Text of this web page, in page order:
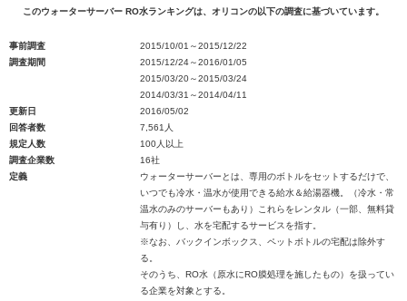
このウォーターサーバー RO水ランキングは、オリコンの以下の調査に基づいています。
事前調査
2015/10/01～2015/12/22
調査期間
2015/12/24～2016/01/05
2015/03/20～2015/03/24
2014/03/31～2014/04/11
更新日
2016/05/02
回答者数
7,561人
規定人数
100人以上
調査企業数
16社
定義
ウォーターサーバーとは、専用のボトルをセットするだけで、
いつでも冷水・温水が使用できる給水＆給湯器機。（冷水・常
温水のみのサーバーもあり）これらをレンタル（一部、無料貸
与有り）し、水を宅配するサービスを指す。
※なお、バックインボックス、ペットボトルの宅配は除外す
る。
そのうち、RO水（原水にRO膜処理を施したもの）を扱ってい
る企業を対象とする。